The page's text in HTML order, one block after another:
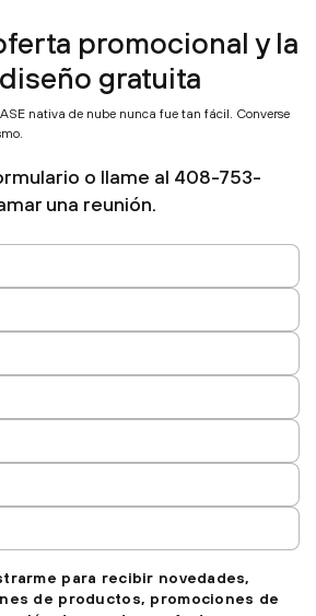
promocional y la
gratuita
nativa de nube nunca fue tan fácil. Converse
o llame al 408-753-
una reunión.
para recibir novedades,
de productos, promociones de